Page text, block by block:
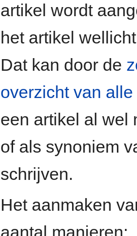
artikel wordt
het artikel
Dat kan door de
overzicht van
een artikel al wel
of als synoniem
schrijven.
Het aanmaken
aantal manieren: